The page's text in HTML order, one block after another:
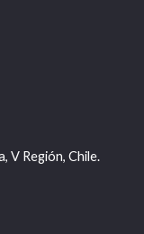
V Región, Chile.